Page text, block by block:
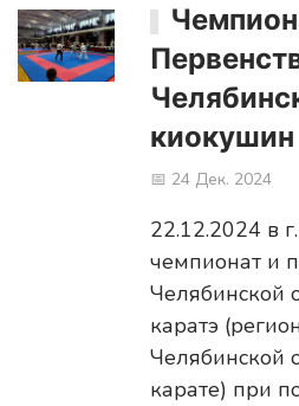
киокушин
📅 24 Дек. 2024
22.12.2024 в
чемпионат и
Челябинской
каратэ
Челябинской
карате) при